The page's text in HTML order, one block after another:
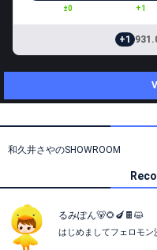
±0 +1
+1
和久井さやのSHOWROOM
るみぽん🐻🌻🍆🍫😺
はじめましてフェロモ